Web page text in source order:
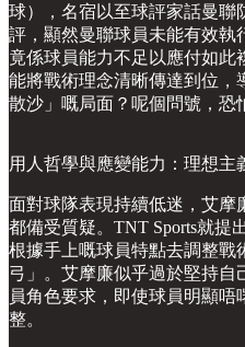
球），名宿以至球評家話曼聯
評，顯然曼聯球員未能有效執
竟係球員能力不足以應付如此
能將戰術理念清晰傳達到位，
散沙」嘅局面？呢個問號，恐
用人哲學與應變能力：理想主
面對球隊表現持續低迷，艾摩
都備受質疑。TNT Sports就提
根據手上嘅球員特點去調整戰
弓」。艾摩廉似乎過於堅持
員角色要求，即使球員明顯
整。